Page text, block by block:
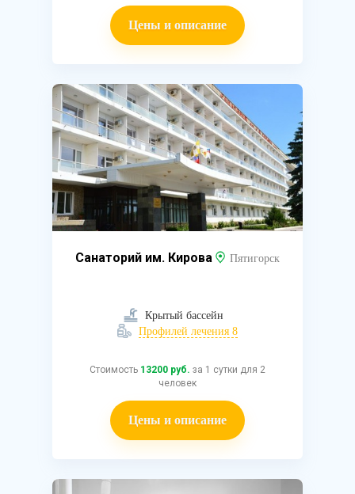
Цены и описание
Санаторий им. Кирова Пятигорск
Крытый бассейн
Профилей лечения 8
Стоимость 13200 руб. за 1 сутки для 2
человек
Цены и описание